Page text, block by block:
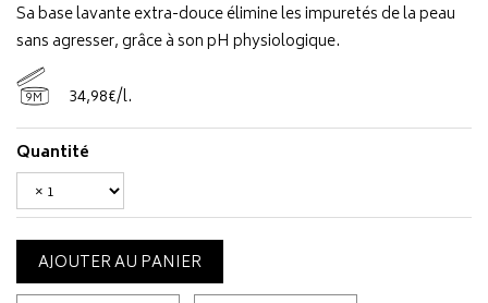
Sa base lavante extra-douce élimine les impuretés de la peau
sans agresser, grâce à son pH physiologique.
9M 34,98€/l.
Quantité
AJOUTER AU PANIER